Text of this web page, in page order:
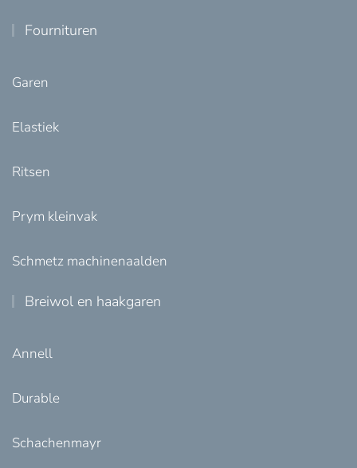
Fournituren
Garen
Elastiek
Ritsen
Prym kleinvak
Schmetz machinenaalden
Breiwol en haakgaren
Annell
Durable
Schachenmayr